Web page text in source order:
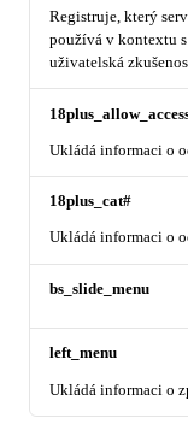
Registruje, který
používá v kontextu
uživatelská
Ukládá informaci o
18plus_cat#
Ukládá informaci o
bs_slide_menu
left_menu
Ukládá informaci o